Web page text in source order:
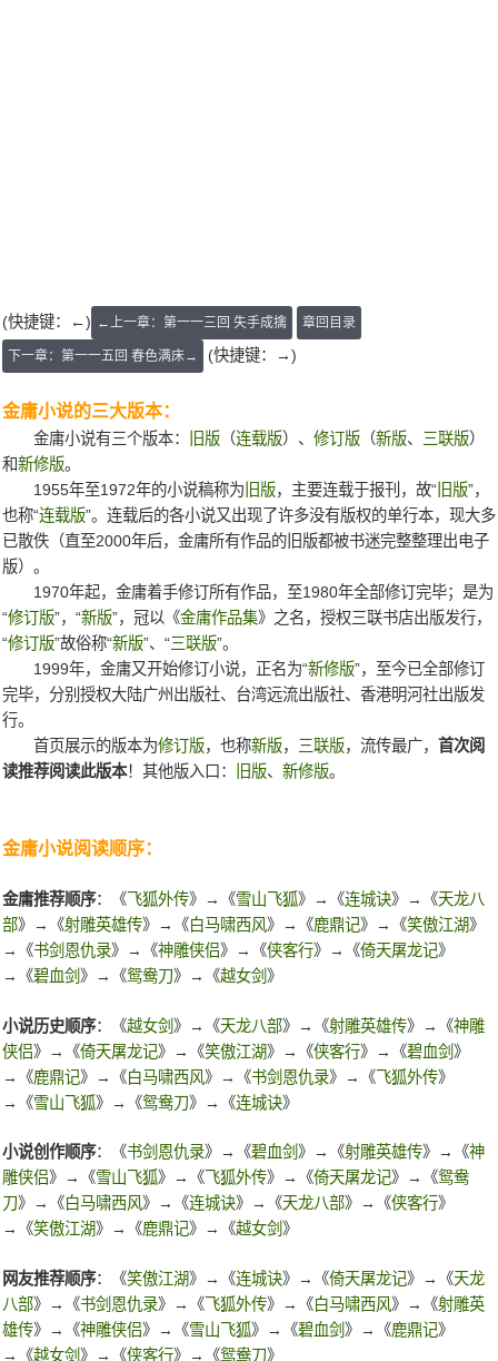
(快捷键：←) ←上一章：第一一三回 失手成擒 章回目录
下一章：第一一五回 春色满床→ (快捷键：→)
金庸小说的三大版本：
金庸小说有三个版本： 旧版 （连载版）、 修订版 （新版、 三联版）
和新修版。
1955年至1972年的小说稿称为 旧版，主要连载于报刊，故“ 旧版”，
也称“连载版”。连载后的各小说又出现了许多没有版权的单行本，现大多
已散佚（直至2000年后，金庸所有作品的旧版都被书迷完整整理出电子
版）。
1970年起，金庸着手修订所有作品，至1980年全部修订完毕；是为
“修订版”，“新版”，冠以《金庸作品集》之名，授权三联书店出版发行，
“修订版”故俗称“新版”、“三联版”。
1999年，金庸又开始修订小说，正名为“新修版”，至今已全部修订
完毕，分别授权大陆广州出版社、台湾远流出版社、香港明河社出版发
行。
首页展示的版本为修订版，也称新版， 三联版，流传最广， 首次阅
读推荐阅读此版本！其他版入口： 旧版、 新修版。
金庸小说阅读顺序：
金庸推荐顺序：《飞狐外传》→《雪山飞狐》→《连城诀》→《天龙八
部》→《射雕英雄传》→《白马啸西风》→《鹿鼎记》→《笑傲江湖》
→《书剑恩仇录》→《神雕侠侣》→《侠客行》→《倚天屠龙记》
→《碧血剑 》→《鸳鸯刀》→《越女剑 》
小说历史顺序：《越女剑 》→《天龙八部》→《射雕英雄传》→《神雕
侠侣》→《倚天屠龙记》→《笑傲江湖》→《侠客行》→《碧血剑 》
→《鹿鼎记》→《白马啸西风》→《书剑恩仇录》→《飞狐外传》
→《雪山飞狐》→《鸳鸯刀》→《连城诀》
小说创作顺序：《书剑恩仇录》→《碧血剑 》→《射雕英雄传》→《神
雕侠侣》→《雪山飞狐》→《飞狐外传》→《倚天屠龙记》→《鸳鸯
刀》→《白马啸西风》→《连城诀》→《天龙八部》→《侠客行》
→《笑傲江湖》→《鹿鼎记》→《越女剑 》
网友推荐顺序：《笑傲江湖》→《连城诀》→《倚天屠龙记》→《天龙
八部》→《书剑恩仇录》→《飞狐外传》→《白马啸西风》→《射雕英
雄传》→《神雕侠侣》→《雪山飞狐》→《碧血剑 》→《鹿鼎记》
→《越女剑 》→《侠客行》→《鸳鸯刀》